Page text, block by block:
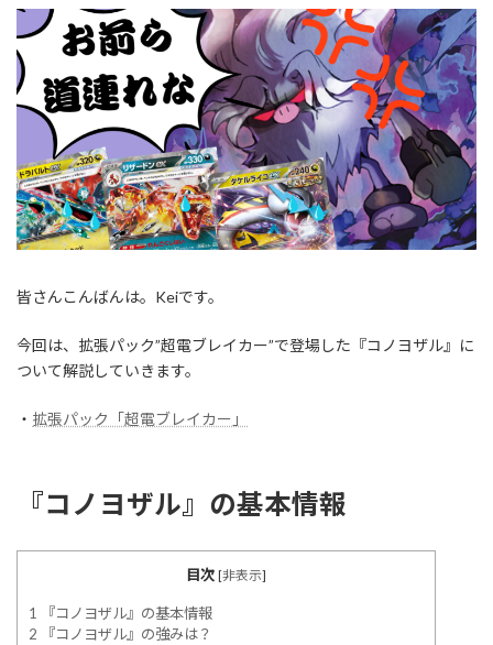
日
:
皆さんこんばんは。Keiです。
今回は、拡張パック”超電ブレイカー”で登場した『コノヨザル』に
ついて解説していきます。
・ 拡張パック「超電ブレイカー」
『コノヨザル』の基本情報
目次 [非表示]
1 『コノヨザル』の基本情報
2 『コノヨザル』の強みは？